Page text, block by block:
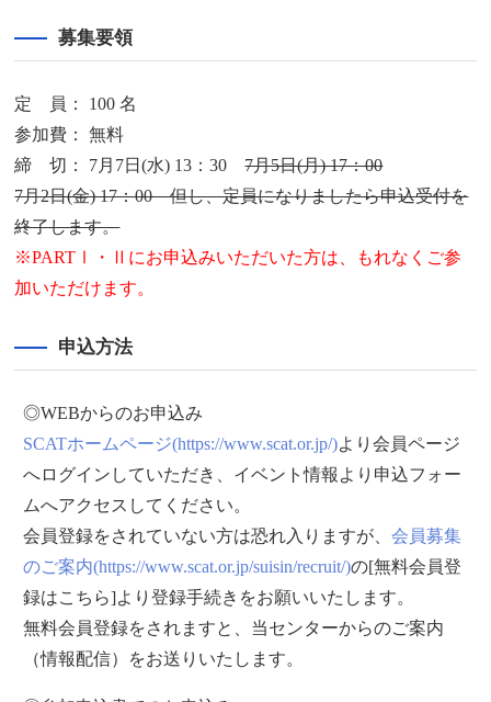
募集要領
定 員： 100 名
参加費： 無料
締 切： 7月7日(水) 13：307月5日(月) 17：00
7月2日(金) 17：00 但し、定員になりましたら申込受付を
終了します。
※PARTⅠ・Ⅱにお申込みいただいた方は、もれなくご参
加いただけます。
申込方法
◎WEBからのお申込み
SCATホームページ(https://www.scat.or.jp/)より会員ページ
へログインしていただき、イベント情報より申込フォー
ムへアクセスしてください。
会員登録をされていない方は恐れ入りますが、会員募集
のご案内(https://www.scat.or.jp/suisin/recruit/)の[無料会員登
録はこちら]より登録手続きをお願いいたします。
無料会員登録をされますと、当センターからのご案内
（情報配信）をお送りいたします。